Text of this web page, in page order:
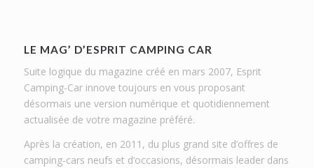
LE MAG’ D’ESPRIT CAMPING CAR
Suite logique du magazine créé en mars 2007, Esprit
Camping-Car innove toujours en vous proposant
désormais une version numérique et quotidiennement
actualisée de votre magazine préféré.
Après la création, en 2011, du plus grand site d’offres de
camping-cars neufs et d’occasions, désormais leader dans